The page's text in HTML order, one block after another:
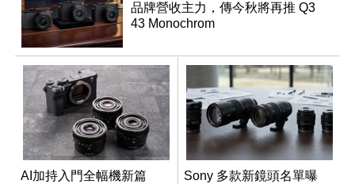
品牌營收主力，傳今秋將再推 Q3
43 Monochrom
AI加持入門全幅機新篇
Sony 多款新鏡頭名單曝